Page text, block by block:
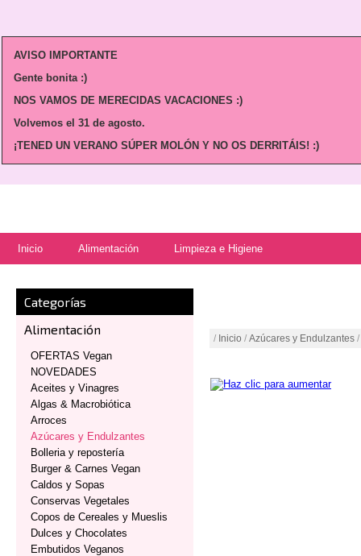
AVISO IMPORTANTE
Gente bonita :)
NOS VAMOS DE MERECIDAS VACACIONES :)
Volvemos el 31 de agosto.
¡TENED UN VERANO SÚPER MOLÓN Y NO OS DERRITÁIS! :)
Inicio Alimentación Limpieza e Higiene
Categorías
Alimentación
OFERTAS Vegan
NOVEDADES
Aceites y Vinagres
Algas & Macrobiótica
Arroces
Azúcares y Endulzantes
Bolleria y repostería
Burger & Carnes Vegan
Caldos y Sopas
Conservas Vegetales
Copos de Cereales y Mueslis
Dulces y Chocolates
Embutidos Veganos
/ Inicio / Azúcares y Endulzantes